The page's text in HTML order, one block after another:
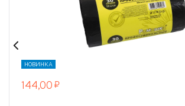
НОВИНКА
144,00